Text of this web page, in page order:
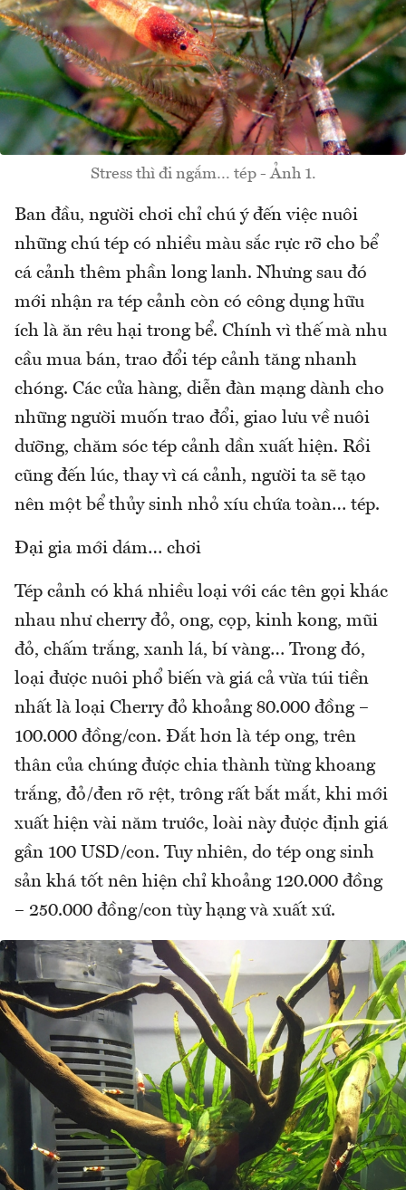
Stress thì đi ngắm… tép - Ảnh 1.
Ban đầu, người chơi chỉ chú ý đến việc nuôi
những chú tép có nhiều màu sắc rực rỡ cho bể
cá cảnh thêm phần long lanh. Nhưng sau đó
mới nhận ra tép cảnh còn có công dụng hữu
ích là ăn rêu hại trong bể. Chính vì thế mà nhu
cầu mua bán, trao đổi tép cảnh tăng nhanh
chóng. Các cửa hàng, diễn đàn mạng dành cho
những người muốn trao đổi, giao lưu về nuôi
dưỡng, chăm sóc tép cảnh dần xuất hiện. Rồi
cũng đến lúc, thay vì cá cảnh, người ta sẽ tạo
nên một bể thủy sinh nhỏ xíu chứa toàn… tép.
Đại gia mới dám… chơi
Tép cảnh có khá nhiều loại với các tên gọi khác
nhau như cherry đỏ, ong, cọp, kinh kong, mũi
đỏ, chấm trắng, xanh lá, bí vàng… Trong đó,
loại được nuôi phổ biến và giá cả vừa túi tiền
nhất là loại Cherry đỏ khoảng 80.000 đồng –
100.000 đồng/con. Đắt hơn là tép ong, trên
thân của chúng được chia thành từng khoang
trắng, đỏ/đen rõ rệt, trông rất bắt mắt, khi mới
xuất hiện vài năm trước, loài này được định giá
gần 100 USD/con. Tuy nhiên, do tép ong sinh
sản khá tốt nên hiện chỉ khoảng 120.000 đồng
– 250.000 đồng/con tùy hạng và xuất xứ.